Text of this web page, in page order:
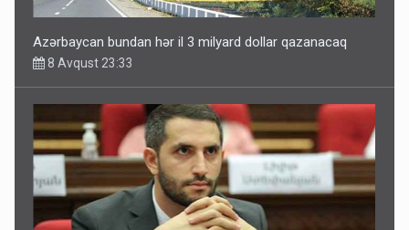
Azərbaycan bundan hər il 3 milyard dollar qazanacaq
8 Avqust 23:33